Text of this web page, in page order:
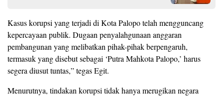
Kasus korupsi yang terjadi di Kota Palopo telah mengguncang
kepercayaan publik. Dugaan penyalahgunaan anggaran
pembangunan yang melibatkan pihak-pihak berpengaruh,
termasuk yang disebut sebagai ‘Putra Mahkota Palopo,’ harus
segera diusut tuntas,” tegas Egit.
Menurutnya, tindakan korupsi tidak hanya merugikan negara